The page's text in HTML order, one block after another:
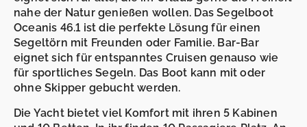
nahe der Natur genießen wollen. Das Segelboot
Oceanis 46.1 ist die perfekte Lösung für einen
Segeltörn mit Freunden oder Familie. Bar-Bar
eignet sich für entspanntes Cruisen genauso wie
für sportliches Segeln. Das Boot kann mit oder
ohne Skipper gebucht werden.
Die Yacht bietet viel Komfort mit ihren 5 Kabinen